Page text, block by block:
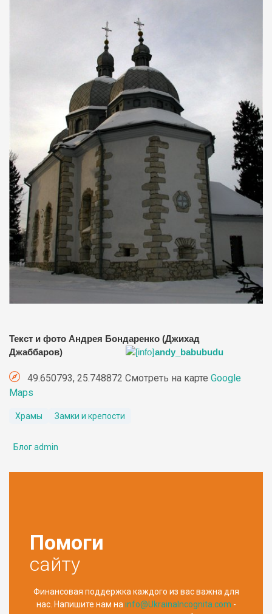
Текст и фото Андрея Бондаренко (Джихад
Джаббаров)
andy_babubudu
49.650793, 25.748872 Смотреть на карте Google
Maps
Храмы Замки и крепости
Блог admin
Помоги
сайту
Финансовая поддержка каждого из вас важна для
нас. Напишите нам на info@UkrainaIncognita.com -